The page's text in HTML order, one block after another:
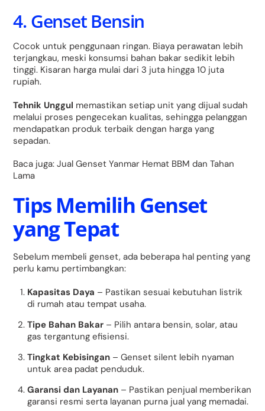
4. Genset Bensin
Cocok untuk penggunaan ringan. Biaya perawatan lebih
terjangkau, meski konsumsi bahan bakar sedikit lebih
tinggi. Kisaran harga mulai dari 3 juta hingga 10 juta
rupiah.
Tehnik Unggul memastikan setiap unit yang dijual sudah
melalui proses pengecekan kualitas, sehingga pelanggan
mendapatkan produk terbaik dengan harga yang
sepadan.
Baca juga:Jual Genset Yanmar Hemat BBM dan Tahan
Lama
Tips Memilih Genset
yang Tepat
Sebelum membeli genset, ada beberapa hal penting yang
perlu kamu pertimbangkan:
Kapasitas Daya – Pastikan sesuai kebutuhan listrik
di rumah atau tempat usaha.
Tipe Bahan Bakar – Pilih antara bensin, solar, atau
gas tergantung efisiensi.
Tingkat Kebisingan – Genset silent lebih nyaman
untuk area padat penduduk.
Garansi dan Layanan – Pastikan penjual memberikan
garansi resmi serta layanan purna jual yang memadai.